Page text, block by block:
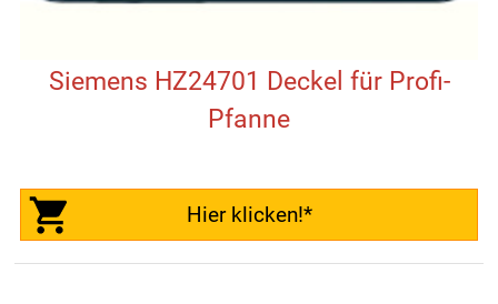
Siemens HZ24701 Deckel für Profi-
Pfanne
Hier klicken!*